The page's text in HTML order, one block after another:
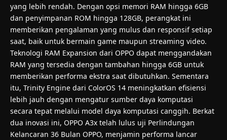
yang lebih rendah. Dengan opsi memori RAM hingga 6GB
dan penyimpanan ROM hingga 128GB, perangkat ini
memberikan pengalaman yang mulus dan responsif setiap
saat, baik untuk bermain game maupun streaming video.
Teknologi RAM Expansion dari OPPO dapat menggandakan
RAM yang tersedia dengan tambahan hingga 6GB untuk
memberikan performa ekstra saat dibutuhkan. Sementara
itu, Trinity Engine dari ColorOS 14 meningkatkan efisiensi
lebih jauh dengan mengatur sumber daya komputasi
secara tepat melalui model daya komputasi canggih. Berkat
dua inovasi ini, OPPO A3x telah lulus uji Perlindungan
Kelancaran 36 Bulan OPPO, menjamin performa lancar